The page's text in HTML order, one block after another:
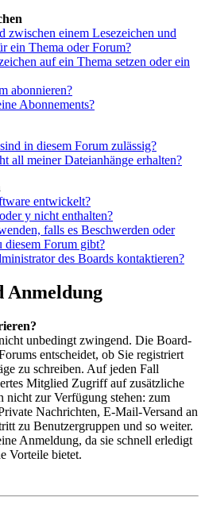
zwischen einem Lesezeichen und
ein Thema oder Forum?
auf ein Thema setzen oder ein
abonnieren?
Abonnements?
in diesem Forum zulässig?
all meiner Dateianhänge erhalten?
entwickelt?
y nicht enthalten?
falls es Beschwerden oder
diesem Forum gibt?
des Boards kontaktieren?
Anmeldung
unbedingt zwingend. Die Board-
entscheidet, ob Sie registriert
zu schreiben. Auf jeden Fall
Mitglied Zugriff auf zusätzliche
nicht zur Verfügung stehen: zum
Nachrichten, E-Mail-Versand an
zu Benutzergruppen und so weiter.
Anmeldung, da sie schnell erledigt
Vorteile bietet.